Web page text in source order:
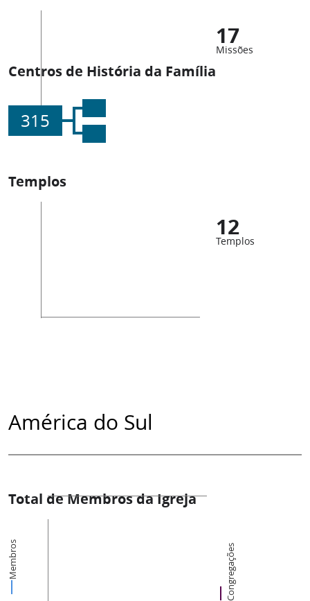
17
Missões
Centros de História da Família
315
Templos
12
Templos
América do Sul
Total de Membros da Igreja
Membros Congregações